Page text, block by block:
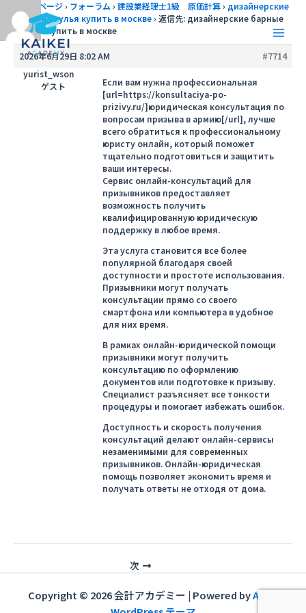
を
Main
トップページ› フォーラム › 建設業経理士1級 原価計算› дизайнерские
барные стулья купить в москве› 返信先: дизайнерские барные
стулья купить в москве
2026年6月29日 8:02 AM
#7714
yurist_wson
ゲスト
Если вам нужна профессиональная
[url=https://konsultaciya-po-
prizivy.ru/]юридическая консультация по
вопросам призыва в армию[/url], лучше
всего обратиться к профессиональному
юристу онлайн, который поможет
тщательно подготовиться и защитить
ваши интересы.
Сервис онлайн-консультаций для
призывников предоставляет
возможность получить
квалифицированную юридическую
поддержку в любое время.
Эта услуга становится все более
популярной благодаря своей
доступности и простоте использования.
Призывники могут получать
консультации прямо со своего
смартфона или компьютера в удобное
для них время.
В рамках онлайн-юридической помощи
призывники могут получить
консультацию по оформлению
документов или подготовке к призыву.
Специалист разъясняет все тонкости
процедуры и помогает избежать ошибок.
Доступность и скорость получения
консультаций делают онлайн-сервисы
незаменимыми для современных
призывников. Онлайн-юридическая
помощь позволяет экономить время и
получать ответы не отходя от дома.
次
Copyright © 2026 会計アカデミー | Powered byAstra